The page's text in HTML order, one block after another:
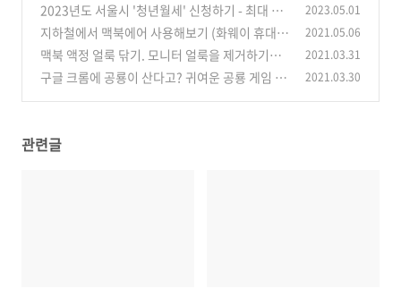
2023년도 서울시 '청년월세' 신청하기 - 최대 월
20만원 지원 (0)
2023.05.01
지하철에서 맥북에어 사용해보기 (화웨이 휴대폰
으로 인터넷 연결)
(0)
2021.05.06
맥북 액정 얼룩 닦기. 모니터 얼룩을 제거하기가
이렇게 쉽다니 (0)
2021.03.31
구글 크롬에 공룡이 산다고? 귀여운 공룡 게임 하
2021.03.30
관련글